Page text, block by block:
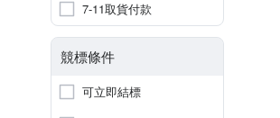
7-11取貨付款
競標條件
可立即結標